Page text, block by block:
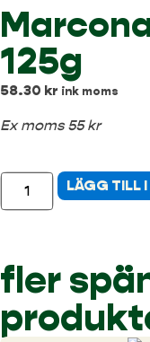
125g
58.30 kr ink moms
Ex moms 55 kr
LÄGG TILL
fler